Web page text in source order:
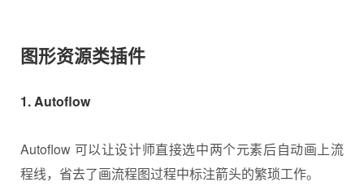
图形资源类插件
1. Autoflow
Autoflow 可以让设计师直接选中两个元素后自动画上流
程线，省去了画流程图过程中标注箭头的繁琐工作。